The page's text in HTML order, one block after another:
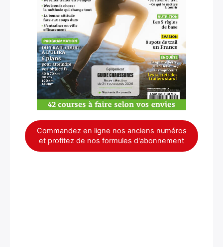
Commandez en ligne nos anciens numéros
et profitez de nos formules d'abonnement